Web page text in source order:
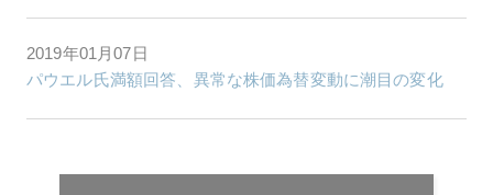
2019年01月07日
パウエル氏満額回答、異常な株価為替変動に潮目の変化